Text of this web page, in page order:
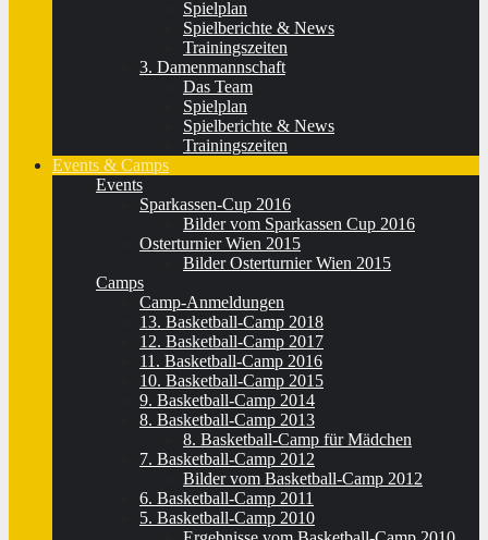
Spielplan
Spielberichte & News
Trainingszeiten
3. Damenmannschaft
Das Team
Spielplan
Spielberichte & News
Trainingszeiten
Events & Camps
Events
Sparkassen-Cup 2016
Bilder vom Sparkassen Cup 2016
Osterturnier Wien 2015
Bilder Osterturnier Wien 2015
Camps
Camp-Anmeldungen
13. Basketball-Camp 2018
12. Basketball-Camp 2017
11. Basketball-Camp 2016
10. Basketball-Camp 2015
9. Basketball-Camp 2014
8. Basketball-Camp 2013
8. Basketball-Camp für Mädchen
7. Basketball-Camp 2012
Bilder vom Basketball-Camp 2012
6. Basketball-Camp 2011
5. Basketball-Camp 2010